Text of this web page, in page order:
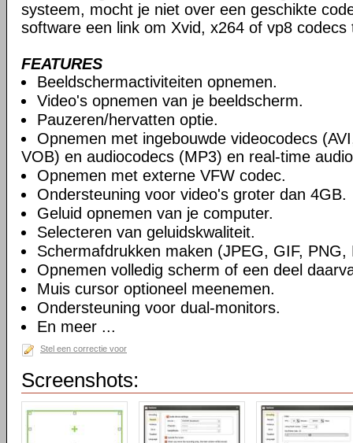
systeem, mocht je niet over een geschikte
software een link om Xvid, x264 of vp8 codecs
FEATURES
Beeldschermactiviteiten opnemen.
Video's opnemen van je beeldscherm.
Pauzeren/hervatten optie.
Opnemen met ingebouwde videocodecs
VOB) en audiocodecs (MP3) en real-time
Opnemen met externe VFW codec.
Ondersteuning voor video's groter dan 4GB.
Geluid opnemen van je computer.
Selecteren van geluidskwaliteit.
Schermafdrukken maken (JPEG, GIF, PNG,
Opnemen volledig scherm of een deel
Muis cursor optioneel meenemen.
Ondersteuning voor dual-monitors.
En meer ...
Stel een correctie voor
Screenshots: